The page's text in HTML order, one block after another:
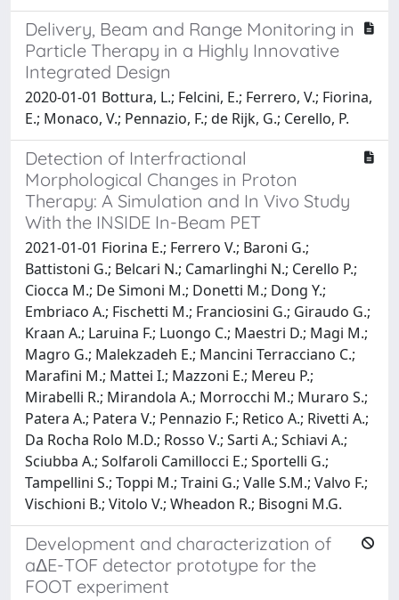
Delivery, Beam and Range Monitoring in
Particle Therapy in a Highly Innovative
Integrated Design
2020-01-01 Bottura, L.; Felcini, E.; Ferrero, V.; Fiorina,
E.; Monaco, V.; Pennazio, F.; de Rijk, G.; Cerello, P.
Detection of Interfractional
Morphological Changes in Proton
Therapy: A Simulation and In Vivo Study
With the INSIDE In-Beam PET
2021-01-01 Fiorina E.; Ferrero V.; Baroni G.;
Battistoni G.; Belcari N.; Camarlinghi N.; Cerello P.;
Ciocca M.; De Simoni M.; Donetti M.; Dong Y.;
Embriaco A.; Fischetti M.; Franciosini G.; Giraudo G.;
Kraan A.; Laruina F.; Luongo C.; Maestri D.; Magi M.;
Magro G.; Malekzadeh E.; Mancini Terracciano C.;
Marafini M.; Mattei I.; Mazzoni E.; Mereu P.;
Mirabelli R.; Mirandola A.; Morrocchi M.; Muraro S.;
Patera A.; Patera V.; Pennazio F.; Retico A.; Rivetti A.;
Da Rocha Rolo M.D.; Rosso V.; Sarti A.; Schiavi A.;
Sciubba A.; Solfaroli Camillocci E.; Sportelli G.;
Tampellini S.; Toppi M.; Traini G.; Valle S.M.; Valvo F.;
Vischioni B.; Vitolo V.; Wheadon R.; Bisogni M.G.
Development and characterization of
aΔE-TOF detector prototype for the
FOOT experiment